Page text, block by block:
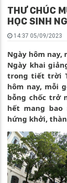
THƯ CHÚC
HỌC SINH
14:37 05/09/2023
Ngày hôm nay,
Ngày khai
trong tiết trời
hôm nay, mỗi
bỗng chốc trở
hết mang
hứng khởi,